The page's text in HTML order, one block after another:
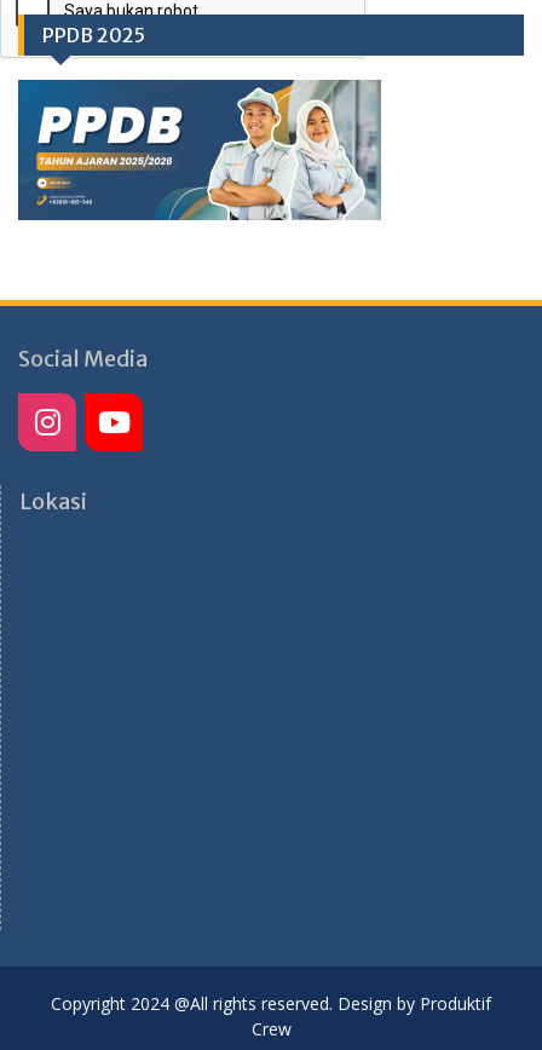
PPDB 2025
Social Media
Lokasi
Copyright 2024 @All rights reserved. Design by Produktif
Crew